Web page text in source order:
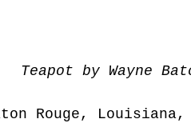
Teapot by Wayne
Rouge,